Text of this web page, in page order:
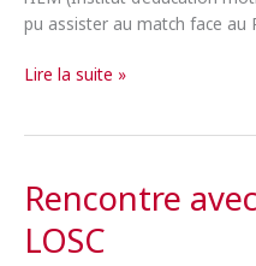
pu assister au match face au
Finale
la
Ligue
Lire la suite »
Rencontre
LOSC